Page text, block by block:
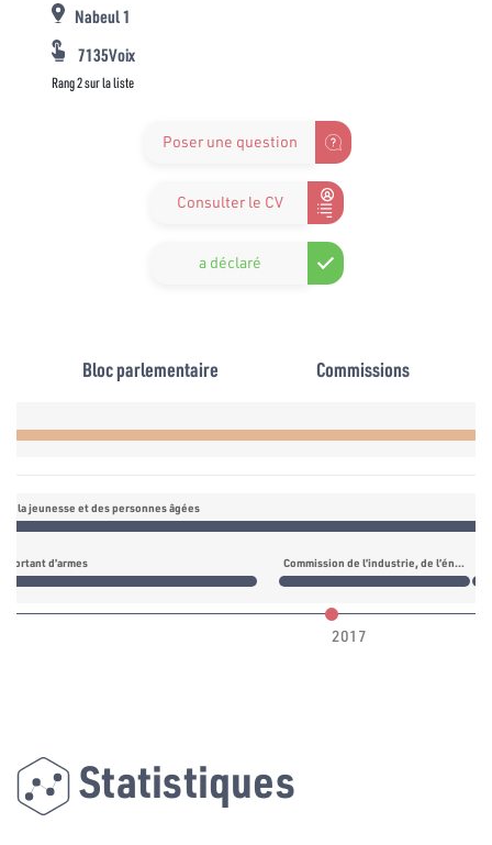
Nabeul 1
7135Voix
Rang 2 sur la liste
Poser une question
Consulter le CV
a déclaré
Bloc parlementaire Commissions
la jeunesse et des personnes âgées
portant d’armes Commission de l’industrie, de l’énergie, des ressources naturelles, de l’infrastructure et de l’environnement
2017
Statistiques